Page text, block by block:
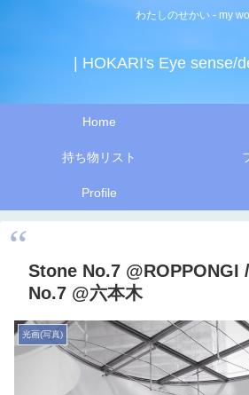
わたしのせかい - my
| HOKARI's Eye sense/
Home
持ち物リスト
Profile
Stone No.7 @ROPPONGI
No.7 @六本木
光画(写真)